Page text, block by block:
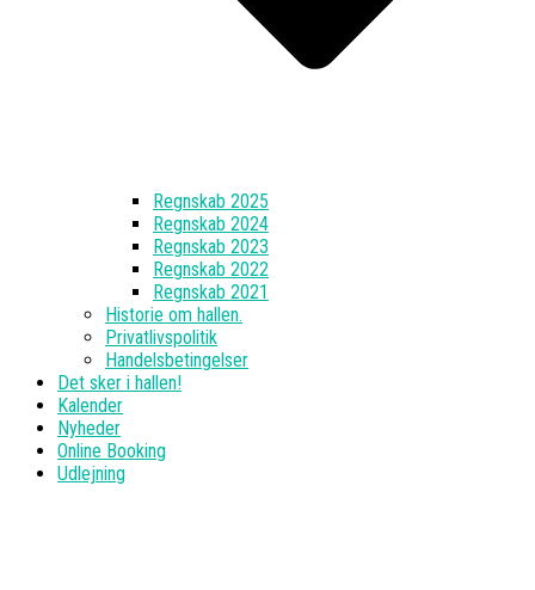
Regnskab 2025
Regnskab 2024
Regnskab 2023
Regnskab 2022
Regnskab 2021
Historie om hallen.
Privatlivspolitik
Handelsbetingelser
Det sker i hallen!
Kalender
Nyheder
Online Booking
Udlejning